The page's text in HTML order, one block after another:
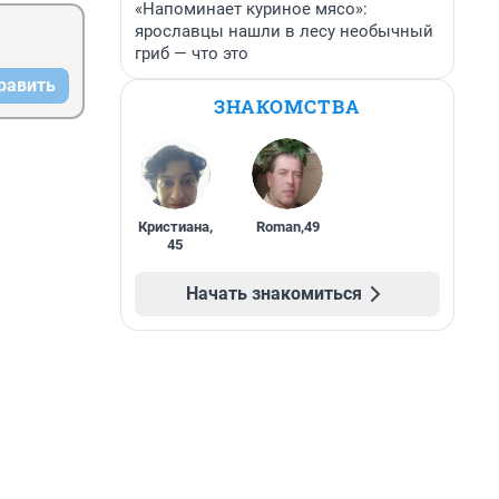
«Напоминает куриное мясо»:
ярославцы нашли в лесу необычный
гриб — что это
ЗНАКОМСТВА
Кристиана,
45
Roman,49
Начать знакомиться